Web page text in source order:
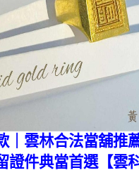
｜雲林合法當舖推
證件典當首選【雲